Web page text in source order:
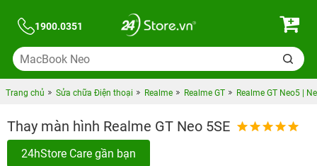
1900.0351
Trang chủ Sửa chữa Điện thoại Realme Realme GT Realme GT Neo5 |
Thay màn hình Realme GT Neo 5SE
24hStore Care gần bạn